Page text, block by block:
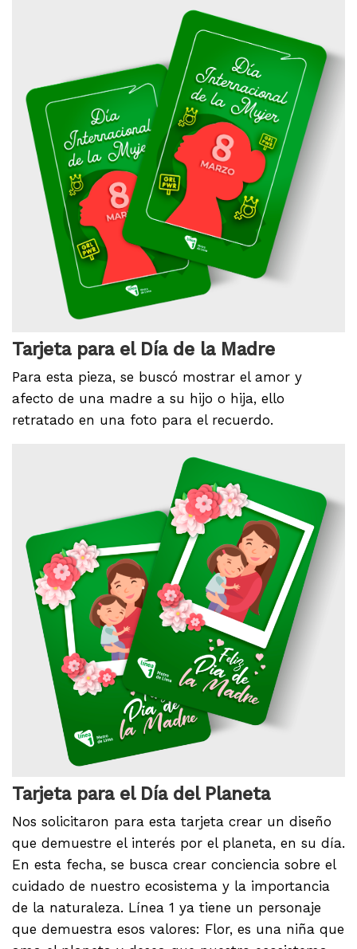
Tarjeta para el Día de la Madre
Para esta pieza, se buscó mostrar el amor y
afecto de una madre a su hijo o hija, ello
retratado en una foto para el recuerdo.
Tarjeta para el Día del Planeta
Nos solicitaron para esta tarjeta crear un diseño
que demuestre el interés por el planeta, en su día.
En esta fecha, se busca crear conciencia sobre el
cuidado de nuestro ecosistema y la importancia
de la naturaleza. Línea 1 ya tiene un personaje
que demuestra esos valores: Flor, es una niña que